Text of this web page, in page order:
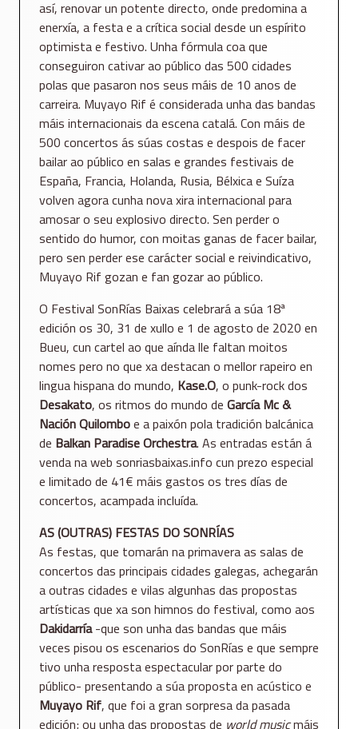
así, renovar un potente directo, onde predomina a
enerxía, a festa e a crítica social desde un espírito
optimista e festivo. Unha fórmula coa que
conseguiron cativar ao público das 500 cidades
polas que pasaron nos seus máis de 10 anos de
carreira. Muyayo Rif é considerada unha das bandas
máis internacionais da escena catalá. Con máis de
500 concertos ás súas costas e despois de facer
bailar ao público en salas e grandes festivais de
España, Francia, Holanda, Rusia, Bélxica e Suíza
volven agora cunha nova xira internacional para
amosar o seu explosivo directo. Sen perder o
sentido do humor, con moitas ganas de facer bailar,
pero sen perder ese carácter social e reivindicativo,
Muyayo Rif gozan e fan gozar ao público.
O Festival SonRías Baixas celebrará a súa 18ª
edición os 30, 31 de xullo e 1 de agosto de 2020 en
Bueu, cun cartel ao que aínda lle faltan moitos
nomes pero no que xa destacan o mellor rapeiro en
lingua hispana do mundo, Kase.O, o punk-rock dos
Desakato, os ritmos do mundo de García Mc &
Nación Quilomboe a paixón pola tradición balcánica
de Balkan Paradise Orchestra. As entradas están á
venda na web sonriasbaixas.info cun prezo especial
e limitado de 41€ máis gastos os tres días de
concertos, acampada incluída.
AS (OUTRAS) FESTAS DO SONRÍAS
As festas, que tomarán na primavera as salas de
concertos das principais cidades galegas, achegarán
a outras cidades e vilas algunhas das propostas
artísticas que xa son himnos do festival, como aos
Dakidarría-que son unha das bandas que máis
veces pisou os escenarios do SonRías e que sempre
tivo unha resposta espectacular por parte do
público- presentando a súa proposta en acústico e
Muyayo Rif, que foi a gran sorpresa da pasada
edición; ou unha das propostas de world musicmáis